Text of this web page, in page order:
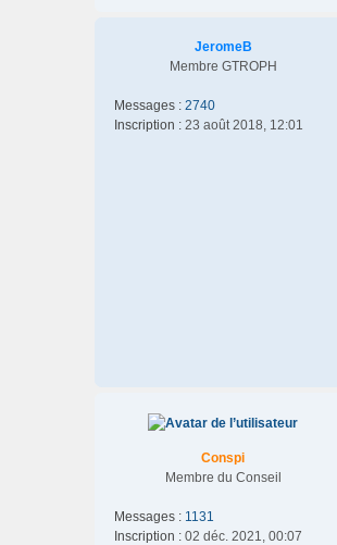
JeromeB
Membre GTROPH
Messages : 2740
Inscription : 23 août 2018, 12:01
Conspi
Membre du Conseil
Messages : 1131
Inscription : 02 déc. 2021, 00:07